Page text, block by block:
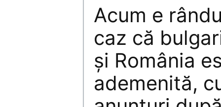
Acum e
caz că
şi România
ademenită,